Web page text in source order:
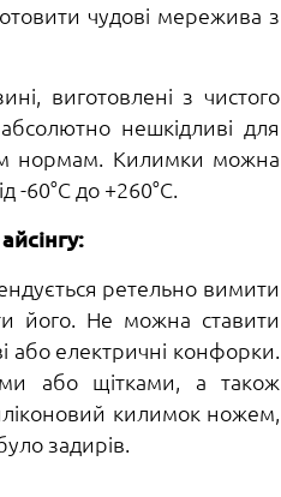
чудові мережива з
виготовлені з чистого
нешкідливі для
нормам. Килимки можна
-60°С до +260°С.
ретельно вимити
його. Не можна ставити
або електричні конфорки.
або щітками, а також
килимок ножем,
задирів.